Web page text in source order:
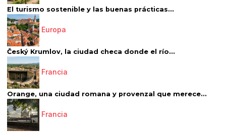
El turismo sostenible y las buenas prácticas...
Europa
Český Krumlov, la ciudad checa donde el río...
Francia
Orange, una ciudad romana y provenzal que merece...
Francia